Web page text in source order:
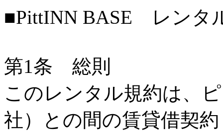
■PittINN BASE レンタ
第1条 総則
このレンタル規約は、
社）との間の賃貸借契